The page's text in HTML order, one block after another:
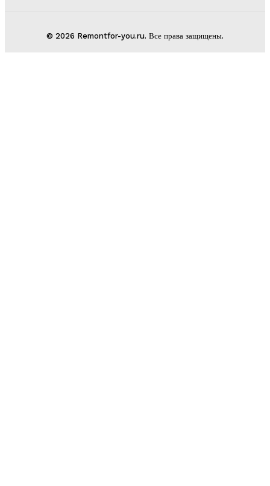
© 2026 Remontfor-you.ru. Все права защищены.